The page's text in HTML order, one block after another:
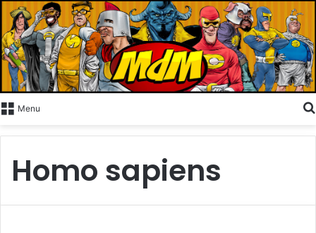
Menu
Homo sapiens